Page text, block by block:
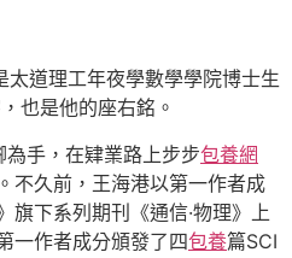
太道理工年夜學數學學院博士生
也是他的座右銘。
手，在肄業路上步步包養網
不久前，王海港以第一作者成
旗下系列期刊《通信·物理》上
一作者成分頒發了四包養篇SCI